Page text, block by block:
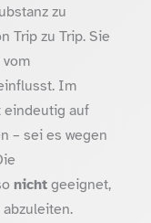
zu
Trip zu Trip. Sie
Im
eindeutig auf
– sei es wegen
nichtgeeignet,